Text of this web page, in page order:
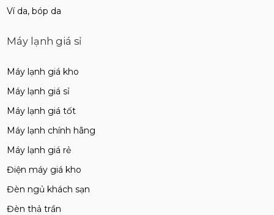
Ví da, bóp da
Máy lạnh giá sỉ
Máy lạnh giá kho
Máy lạnh giá sỉ
Máy lạnh giá tốt
Máy lạnh chính hãng
Máy lạnh giá rẻ
Điện máy giá kho
Đèn ngủ khách sạn
Đèn thả trần